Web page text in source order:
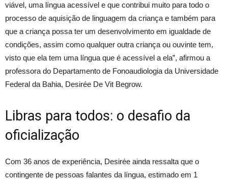
viável, uma língua acessível e que contribui muito para todo o
processo de aquisição de linguagem da criança e também para
que a criança possa ter um desenvolvimento em igualdade de
condições, assim como qualquer outra criança ou ouvinte tem,
visto que ela tem uma língua que é acessível a ela”, afirmou a
professora do Departamento de Fonoaudiologia da Universidade
Federal da Bahia, Desirée De Vit Begrow.
Libras para todos: o desafio da
oficialização
Com 36 anos de experiência, Desirée ainda ressalta que o
contingente de pessoas falantes da língua, estimado em 1